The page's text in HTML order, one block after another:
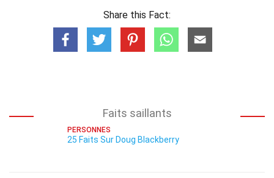
Share this Fact:
Faits saillants
PERSONNES
25 Faits Sur Doug Blackberry